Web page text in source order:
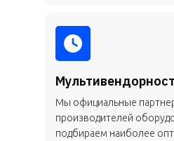
Мы официальные
производителей
подбираем наиболее